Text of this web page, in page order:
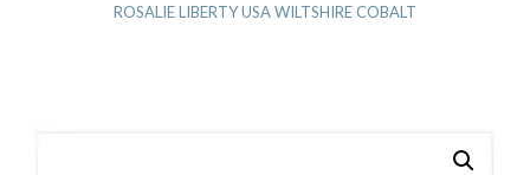
ROSALIE LIBERTY USA WILTSHIRE COBALT